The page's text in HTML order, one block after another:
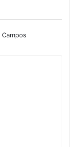
Campos